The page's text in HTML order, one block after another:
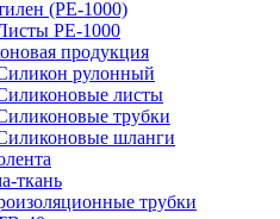
(PE-1000)
РЕ-1000
продукция
рулонный
листы
трубки
шланги
ткань
трубки